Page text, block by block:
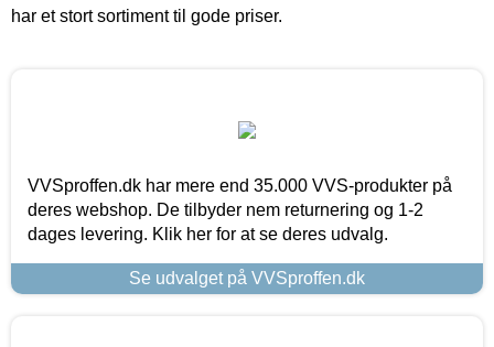
har et stort sortiment til gode priser.
VVSproffen.dk har mere end 35.000 VVS-produkter på
deres webshop. De tilbyder nem returnering og 1-2
dages levering. Klik her for at se deres udvalg.
Se udvalget på VVSproffen.dk